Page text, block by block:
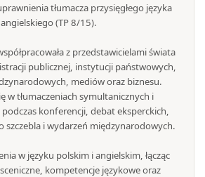
tłumacza przysięgłego języka
angielskiego (TP 8/15).
z przedstawicielami świata
publicznej, instytucji państwowych,
mediów oraz biznesu.
w tłumaczeniach symultanicznych i
konferencji, debat eksperckich,
szczebla i wydarzeń międzynarodowych.
w języku polskim i angielskim, łącząc
kompetencje językowe oraz